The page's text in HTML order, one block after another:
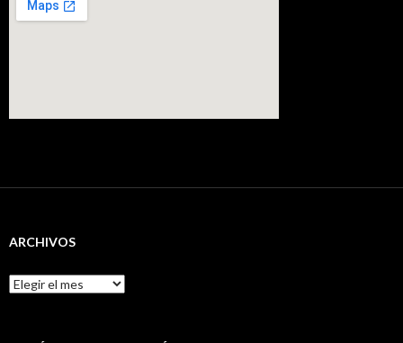
ARCHIVOS
Archivos